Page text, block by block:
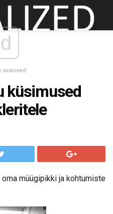
vastused
küsimused
müügipikki ja kohtumiste